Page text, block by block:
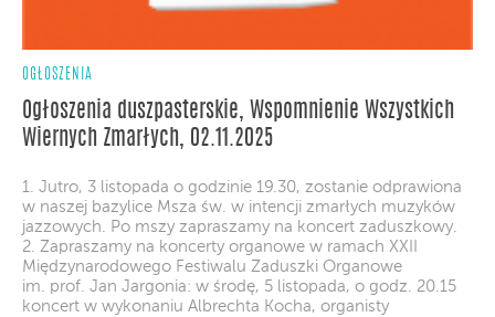
OGŁOSZENIA
Ogłoszenia duszpasterskie, Wspomnienie Wszystkich
Wiernych Zmarłych, 02.11.2025
1. Jutro, 3 listopada o godzinie 19.30, zostanie odprawiona
w naszej bazylice Msza św. w intencji zmarłych muzyków
jazzowych. Po mszy zapraszamy na koncert zaduszkowy.
2. Zapraszamy na koncerty organowe w ramach XXII
Międzynarodowego Festiwalu Zaduszki Organowe
im. prof. Jan Jargonia: w środę, 5 listopada, o godz. 20.15
koncert w wykonaniu Albrechta Kocha, organisty